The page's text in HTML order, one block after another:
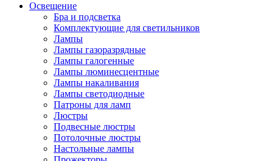
Освещение
Бра и подсветка
Комплектующие для светильников
Лампы
Лампы газоразрядные
Лампы галогенные
Лампы люминесцентные
Лампы накаливания
Лампы светодиодные
Патроны для ламп
Люстры
Подвесные люстры
Потолочные люстры
Настольные лампы